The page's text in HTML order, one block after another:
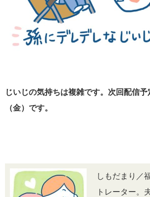
じいじの気持ちは複雑です。次回配信予
（金）です。
しもだまり／
トレーター。